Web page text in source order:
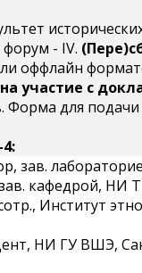
- IV.
оффлайн
участие с
Форма для
зав.
кафедрой, НИ
., Институт
НИ ГУ ВШЭ,